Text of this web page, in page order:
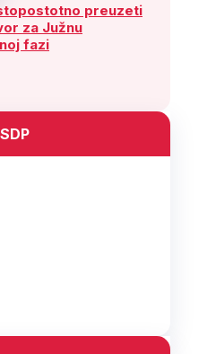
preuzeti
za Južnu
fazi